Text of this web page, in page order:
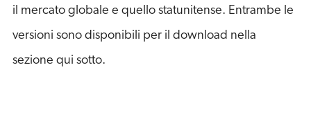
il mercato globale e quello statunitense. Entrambe le
versioni sono disponibili per il download nella
sezione qui sotto.